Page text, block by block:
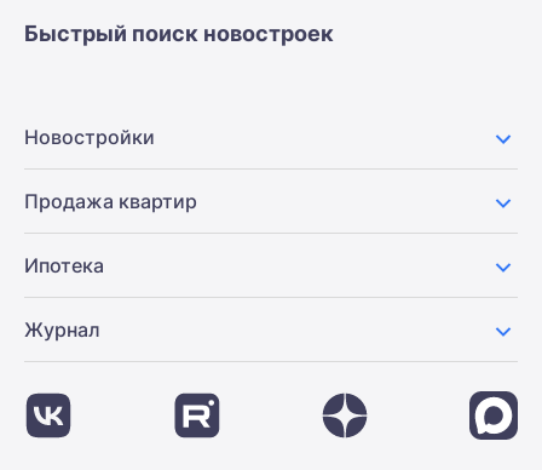
Быстрый поиск новостроек
Новостройки
Продажа квартир
Ипотека
Журнал